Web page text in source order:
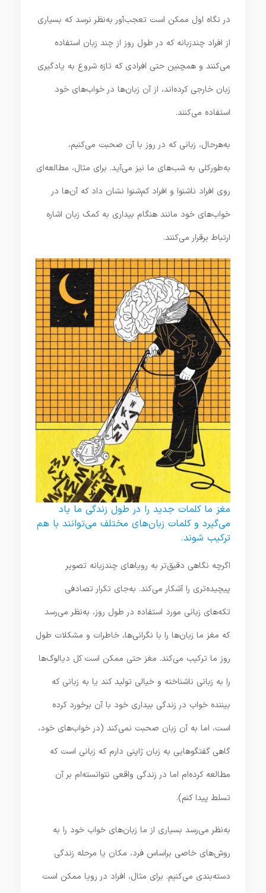
در نگاه اول ممکن است تعجب‌آور به‌نظر نرسد که بسیاری
از افراد چندزبانه که در طول روز از چند زبان استفاده
می‌کنند و همچنین حتی افرادی که تازه شروع به یادگیری
زبان خارجی کرده‌اند، از آن زبان‌ها در خواب‌های خود
استفاده می‌کنند.
به‌هرحال، زبانی که در روز با آن صحبت می‌کنیم،
به‌طورکلی به شب‌های ما نیز می‌آید. برای مثال، مطالعه‌ای
روی افراد ناشنوا و افراد کم‌شنوا نشان داد که آن‌ها در
خواب‌های خود مانند هنگام بیداری به کمک زبان اشاره
ارتباط برقرار می‌کنند.
مغز ما کلمات جدید را در طول زندگی ما یاد
می‌گیرد و کلمات زبان‌های مختلف می‌توانند با هم
ترکیب شوند.
اگرچه نگاهی دقیق‌تر به رویاهای چندزبانه تصویر
پیچیده‌تری را آشکار می‌کند. به‌جای تکرار تصادفی
تکه‌های زبانی مورد استفاده در طول روز، به‌نظر می‌رسد
که مغز ما زبان‌ها را با نگرانی‌ها، خاطرات و مشکلات طول
روز ما ترکیب می‌کند. مغز حتی ممکن است کل دیالوگ‌ها
را به زبانی ناشناخته و خیالی تولید کند یا به زبانی که
بیننده خواب در زندگی بیداری خود با آن برخورد کرده
است، اما به آن زبان صحبت نمی‌کند (در خواب‌های خود،
گاهی گفتگوهایی به زبان ژاپنی دارم که زبانی است که
مطالعه کرده‌ام اما در زندگی واقعی نتوانسته‌ام بر آن
تسلط پیدا کنم).
به‌نظر می‌رسد بسیاری از ما زبان‌های خواب خود را به
روش‌های خاصی براساس فرد، مکان یا مرحله زندگی
دسته‌بندی می‌کنیم. برای مثال، افراد در رویا ممکن است